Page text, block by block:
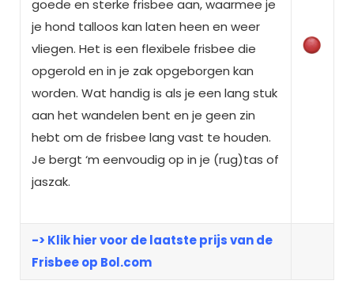
goede en sterke frisbee aan, waarmee je
je hond talloos kan laten heen en weer
vliegen. Het is een flexibele frisbee die
opgerold en in je zak opgeborgen kan
worden. Wat handig is als je een lang stuk
aan het wandelen bent en je geen zin
hebt om de frisbee lang vast te houden.
Je bergt ‘m eenvoudig op in je (rug)tas of
jaszak.
-> Klik hier voor de laatste prijs van de
Frisbee op Bol.com